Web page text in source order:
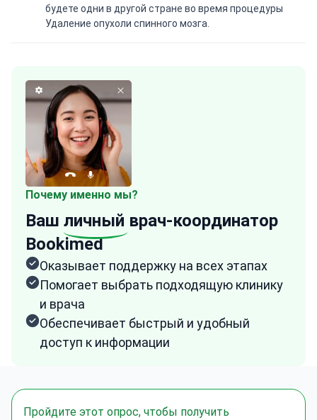
будете одни в другой стране во время процедуры
Удаление опухоли спинного мозга.
Почему именно мы?
Ваш личный врач-координатор
Bookimed
Оказывает поддержку на всех этапах
Помогает выбрать подходящую клинику
и врача
Обеспечивает быстрый и удобный
доступ к информации
Пройдите этот опрос, чтобы получить